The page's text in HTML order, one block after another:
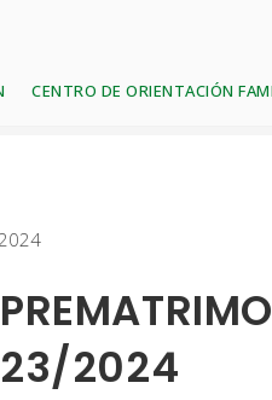
CENTRO DE ORIENTACIÓN
2024